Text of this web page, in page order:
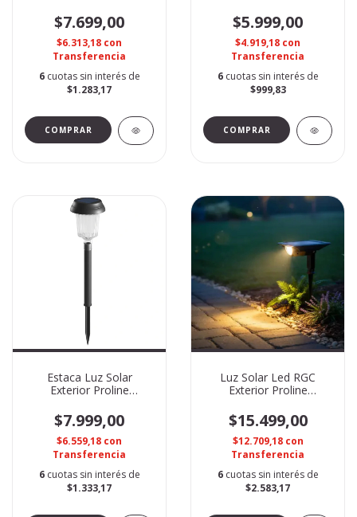
$7.699,00
$6.313,18 con
Transferencia
6 cuotas sin interés de
$1.283,17
$5.999,00
$4.919,18 con
Transferencia
6 cuotas sin interés de
$999,83
Estaca Luz Solar
Exterior Proline
$7.999,00
$6.559,18 con
Transferencia
6 cuotas sin interés de
$1.333,17
Luz Solar Led RGC
Exterior Proline
$15.499,00
$12.709,18 con
Transferencia
6 cuotas sin interés de
$2.583,17